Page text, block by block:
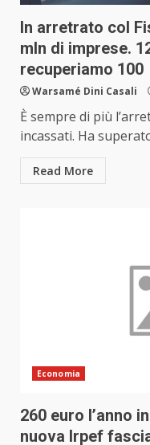
In arretrato col
mln di imprese.
recuperiamo 100
Warsamé Dini Casali
È sempre di più
incassati. Ha
Read More
Economia
260 euro l’anno
nuova Irpef